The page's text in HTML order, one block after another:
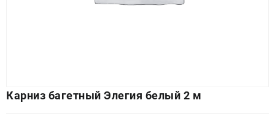
Карниз багетный Элегия белый 2 м